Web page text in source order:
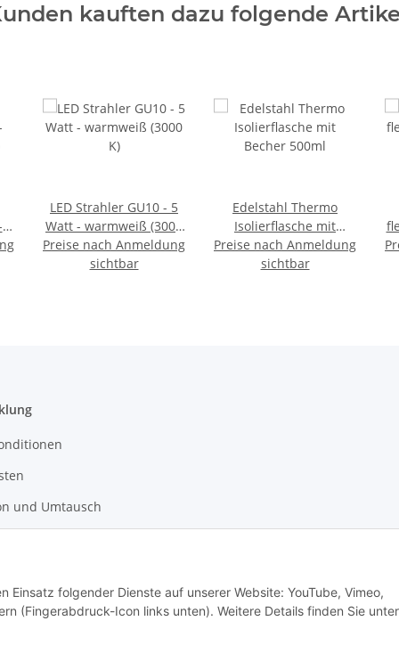
Einsatz folgender Dienste auf unserer Website: YouTube, Vimeo,
(Fingerabdruck-Icon links unten). Weitere Details finden Sie unter
kauften dazu folgende
LED Strahler GU10 - 5
Watt - warmweiß (3000
K)
Preise nach Anmeldung
sichtbar
Edelstahl Thermo
Isolierflasche mit
Becher 500ml
Preise nach Anmeldung
sichtbar
und Umtausch